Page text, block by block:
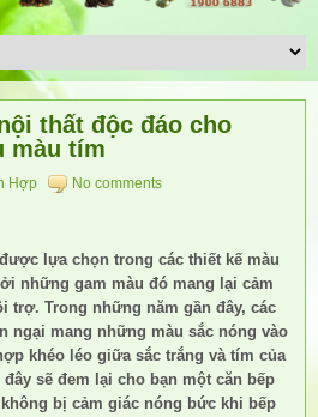
thất độc đáo cho
màu tím
Hợp No comments
lựa chọn trong các thiết kế màu
những gam màu đó mang lại cảm
trợ. Trong những năm gần đây, các
ngại mang những màu sắc nóng vào
khéo léo giữa sắc trắng và tím của
sẽ đem lại cho bạn một căn bếp
bị cảm giác nóng bức khi bếp